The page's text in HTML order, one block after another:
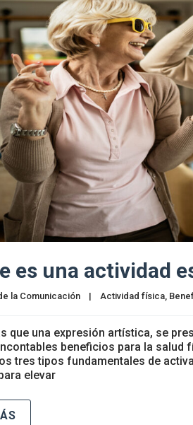
es una actividad
la Comunicación | Actividad física,
que una expresión artística, se
beneficios para la salud
tres tipos fundamentales de
elevar